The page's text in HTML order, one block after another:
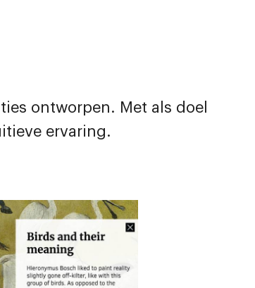
ontworpen. Met als doel
ervaring.